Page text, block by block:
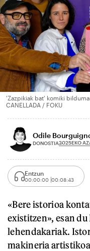
'Zazpikiak bat' komiki
CANELLADA / FOKU
Odile
DONOSTIA2025EKO
Entzun
00:00:00 00:08:43
«Bere istorioa
existitzen», esan
lehendakariak.
makineria